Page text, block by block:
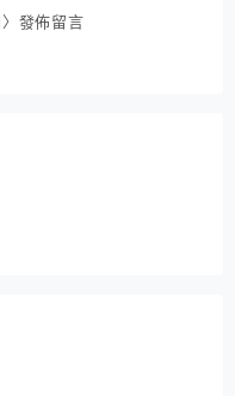
〉發佈留言